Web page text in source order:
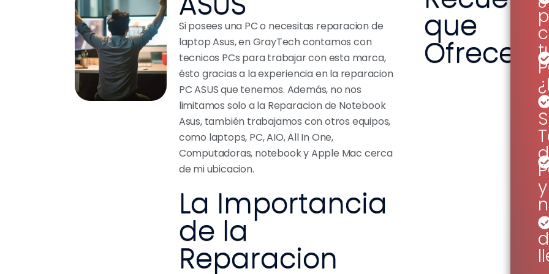
Si posees una PC o necesitas reparacion de
laptop Asus, en GrayTech contamos con
tecnicos PCs para trabajar con esta marca,
ésto gracias a la experiencia en la reparacion
PC ASUS que tenemos. Además, no nos
limitamos solo a la Reparacion de Notebook
Asus, también trabajamos con otros equipos,
como laptops, PC, AIO, All In One,
Computadoras, notebook y Apple Mac cerca
de mi ubicacion.
La Importancia
de la
Reparacion
que
y